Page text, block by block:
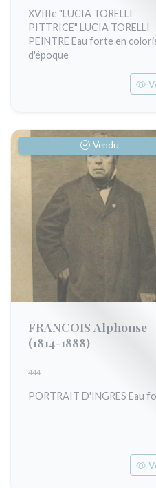
XVIIIe "LUCIA TORELLI
PITTRICE" LUCIA TORELLI
PEINTRE Eau forte en
d'époque
Vendu
FRANCOIS Alphonse
(1814-1888)
444
PORTRAIT D'INGRES Eau